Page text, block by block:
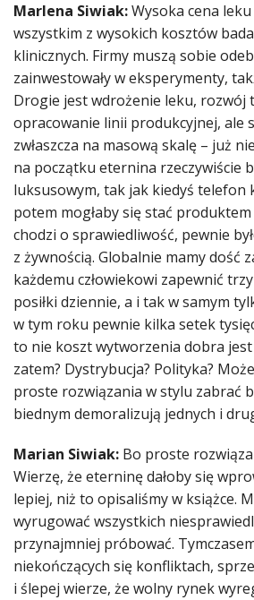
Marlena Siwiak:Wysoka cena
wszystkim z wysokich kosztów
klinicznych. Firmy muszą sobie
zainwestowały w eksperymenty,
Drogie jest wdrożenie leku, rozwój
opracowanie linii produkcyjnej, ale
zwłaszcza na masową skalę – już
na początku eternina rzeczywiście
luksusowym, tak jak kiedyś telefon
potem mogłaby się stać produktem
chodzi o sprawiedliwość, pewnie
z żywnością. Globalnie mamy dość
każdemu człowiekowi zapewnić
posiłki dziennie, a i tak w samym
w tym roku pewnie kilka setek
to nie koszt wytworzenia dobra
zatem? Dystrybucja? Polityka?
proste rozwiązania w stylu zabrać
biednym demoralizują jednych i
Marian Siwiak: Bo proste
Wierzę, że eterninę dałoby się
lepiej, niż to opisaliśmy w książce.
wyrugować wszystkich
przynajmniej próbować.
niekończących się konfliktach,
i ślepej wierze, że wolny rynek